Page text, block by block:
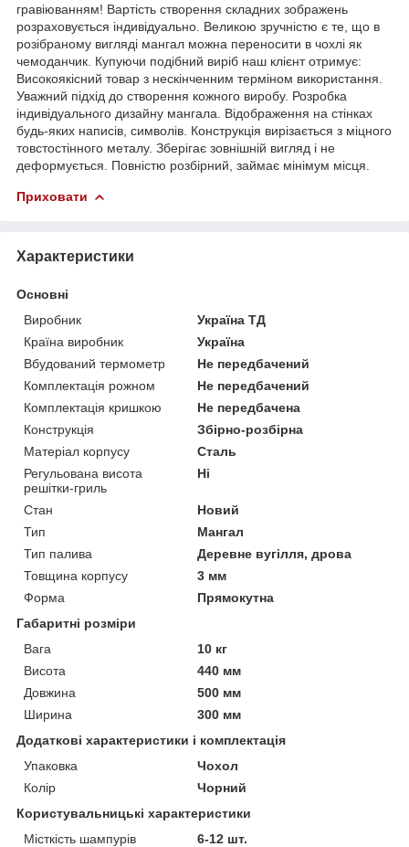
гравіюванням! Вартість створення складних зображень
розраховується індивідуально. Великою зручністю є те, що в
розібраному вигляді мангал можна переносити в чохлі як
чемоданчик. Купуючи подібний виріб наш клієнт отримує:
Високоякісний товар з нескінченним терміном використання.
Уважний підхід до створення кожного виробу. Розробка
індивідуального дизайну мангала. Відображення на стінках
будь-яких написів, символів. Конструкція вирізається з міцного
товстостінного металу. Зберігає зовнішній вигляд і не
деформується. Повністю розбірний, займає мінімум місця.
Приховати
Характеристики
Основні
Виробник
Україна ТД
Країна виробник
Україна
Вбудований термометр
Не передбачений
Комплектація рожном
Не передбачений
Комплектація кришкою
Не передбачена
Конструкція
Збірно-розбірна
Матеріал корпусу
Сталь
Регульована висота
решітки-гриль
Ні
Стан
Новий
Тип
Мангал
Тип палива
Деревне вугілля, дрова
Товщина корпусу
3 мм
Форма
Прямокутна
Габаритні розміри
Вага
10 кг
Висота
440 мм
Довжина
500 мм
Ширина
300 мм
Додаткові характеристики і комплектація
Упаковка
Чохол
Колір
Чорний
Користувальницькі характеристики
Місткість шампурів
6-12 шт.